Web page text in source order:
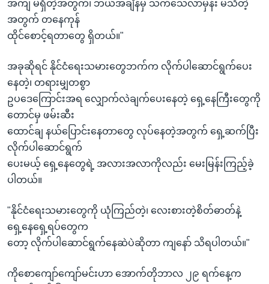
အကျ မရှိတဲ့အတွက်၊ ဘယ်အချိန်မှ သက်သေလာမှန်း မသိတဲ့
အတွက် တနေကုန်
ထိုင်စောင့်ရတာတွေ ရှိတယ်။"
အခုဆိုရင် နိုင်ငံရေးသမားတွေဘက်က လိုက်ပါဆောင်ရွက်ပေး
နေတဲ့၊ တရားမျှတစွာ
ဥပဒေကြောင်းအရ လျှောက်လဲချက်ပေးနေတဲ့ ရှေ့နေကြီးတွေကို
တောင်မှ ဖမ်းဆီး
ထောင်ချ နယ်ပြောင်းနေတာတွေ လုပ်နေတဲ့အတွက် ရှေ့ဆက်ပြီး
လိုက်ပါဆောင်ရွက်
ပေးမယ့် ရှေ့နေတွေရဲ့ အလားအလာကိုလည်း မေးမြန်းကြည့်ခဲ့
ပါတယ်။
"နိုင်ငံရေးသမားတွေကို ယုံကြည်တဲ့၊ လေးစားတဲ့စိတ်ဓာတ်နဲ့
ရှေ့နေရှေ့ရပ်တွေက
တော့ လိုက်ပါဆောင်ရွက်နေဆဲပဲဆိုတာ ကျနော် သိရပါတယ်။"
ကိုစောကျော်ကျော်မင်းဟာ အောက်တိုဘာလ ၂၉ ရက်နေ့က